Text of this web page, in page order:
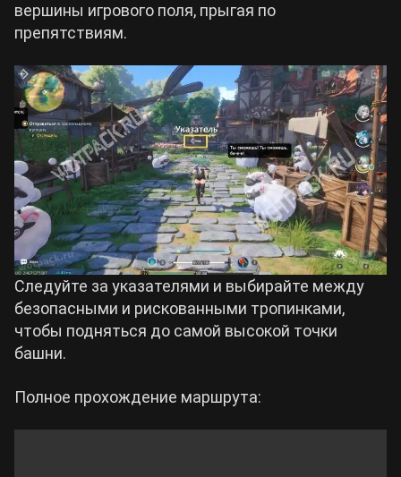
вершины игрового поля, прыгая по
препятствиям.
Следуйте за указателями и выбирайте между
безопасными и рискованными тропинками,
чтобы подняться до самой высокой точки
башни.
Полное прохождение маршрута: